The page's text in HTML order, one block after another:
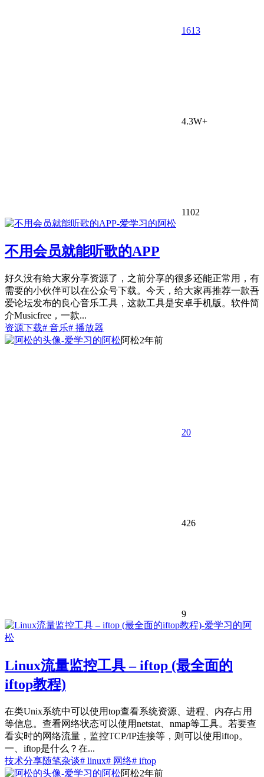
1613
4.3W+
1102
不用会员就能听歌的APP
好久没有给大家分享资源了，之前分享的很多还能正常用，有
需要的小伙伴可以在公众号下载。今天，给大家再推荐一款吾
爱论坛发布的良心音乐工具，这款工具是安卓手机版。软件简
介Musicfree，一款...
资源下载# 音乐# 播放器
阿松2年前
20
426
9
Linux流量监控工具 – iftop (最全面的
iftop教程)
在类Unix系统中可以使用top查看系统资源、进程、内存占用
等信息。查看网络状态可以使用netstat、nmap等工具。若要查
看实时的网络流量，监控TCP/IP连接等，则可以使用iftop。
一、iftop是什么？在...
技术分享随笔杂谈# linux# 网络# iftop
阿松2年前